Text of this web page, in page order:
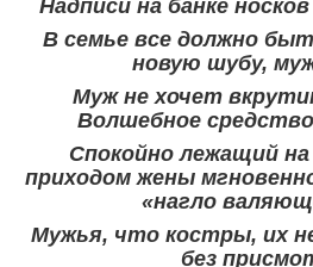
Надписи на банке
В семье все должно
новую шубу,
Муж не хочет
Волшебное
Спокойно лежащий
приходом жены
«нагло
Мужья, что костры, их
без